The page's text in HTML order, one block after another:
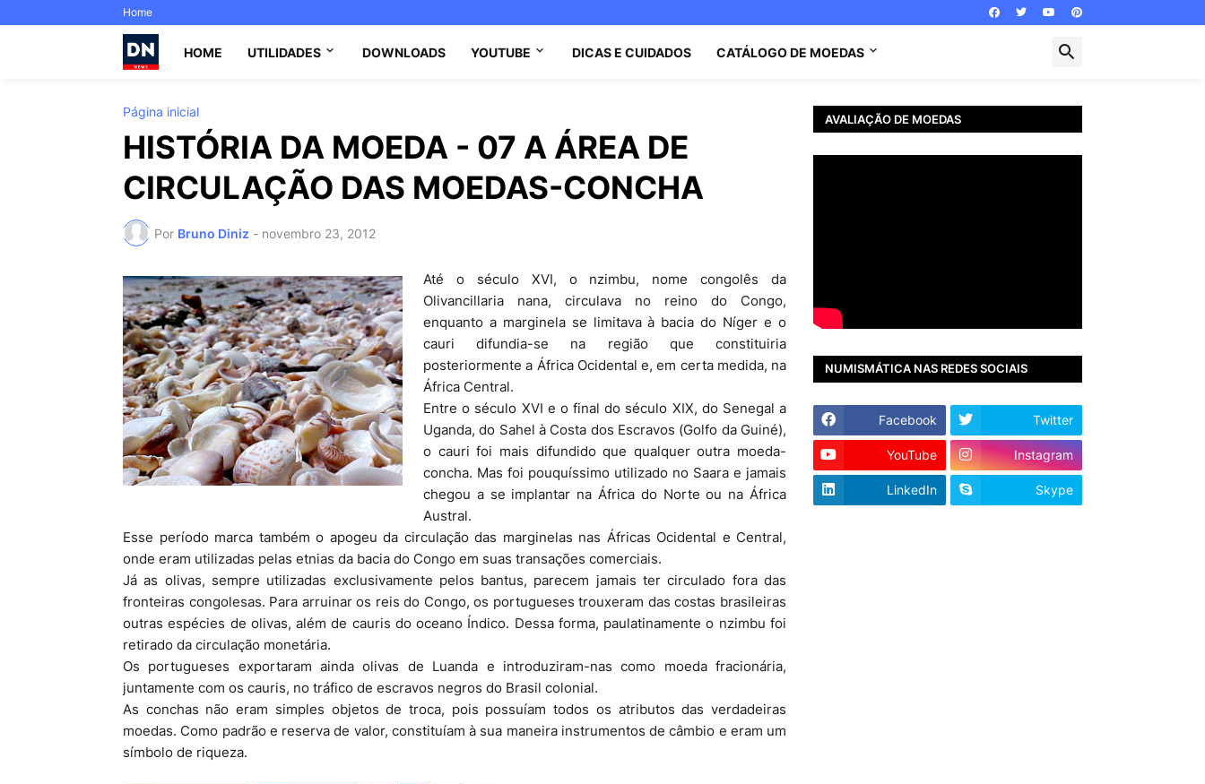
Home
HOME UTILIDADES DOWNLOADS YOUTUBE DICAS E CUIDADOS CATÁLOGO DE MOEDAS
Página inicial
HISTÓRIA DA MOEDA - 07 A ÁREA DE
CIRCULAÇÃO DAS MOEDAS-CONCHA
Por Bruno Diniz - novembro 23, 2012
Até o século XVI, o nzimbu, nome congolês da
Olivancillaria nana, circulava no reino do Congo,
enquanto a marginela se limitava à bacia do Níger e o
cauri difundia-se na região que constituiria
posteriormente a África Ocidental e, em certa medida, na
África Central.
Entre o século XVI e o final do século XIX, do Senegal a
Uganda, do Sahel à Costa dos Escravos (Golfo da Guiné),
o cauri foi mais difundido que qualquer outra moeda-
concha. Mas foi pouquíssimo utilizado no Saara e jamais
chegou a se implantar na África do Norte ou na África
Austral.
Esse período marca também o apogeu da circulação das marginelas nas Áfricas Ocidental e Central,
onde eram utilizadas pelas etnias da bacia do Congo em suas transações comerciais.
Já as olivas, sempre utilizadas exclusivamente pelos bantus, parecem jamais ter circulado fora das
fronteiras congolesas. Para arruinar os reis do Congo, os portugueses trouxeram das costas brasileiras
outras espécies de olivas, além de cauris do oceano Índico. Dessa forma, paulatinamente o nzimbu foi
retirado da circulação monetária.
Os portugueses exportaram ainda olivas de Luanda e introduziram-nas como moeda fracionária,
juntamente com os cauris, no tráfico de escravos negros do Brasil colonial.
As conchas não eram simples objetos de troca, pois possuíam todos os atributos das verdadeiras
moedas. Como padrão e reserva de valor, constituíam à sua maneira instrumentos de câmbio e eram um
símbolo de riqueza.
AVALIAÇÃO DE MOEDAS
NUMISMÁTICA NAS REDES SOCIAIS
Facebook Twitter
YouTube Instagram
LinkedIn Skype